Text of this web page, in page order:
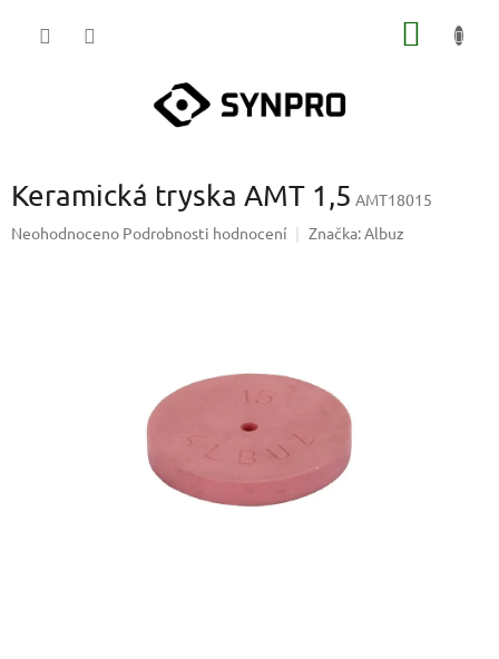
Keramická tryska AMT 1,5 AMT18015
Průměrné
Neohodnoceno Podrobnosti hodnocení Značka:Albuz